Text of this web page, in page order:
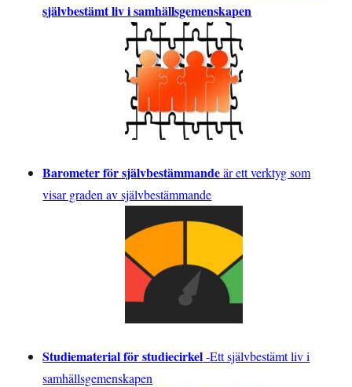
självbestämt liv i samhällsgemenskapen
Barometer för självbestämmandeär ett verktyg som
visar graden av självbestämmande
Studiematerial för studiecirkel-Ett självbestämt liv i
samhällsgemenskapen